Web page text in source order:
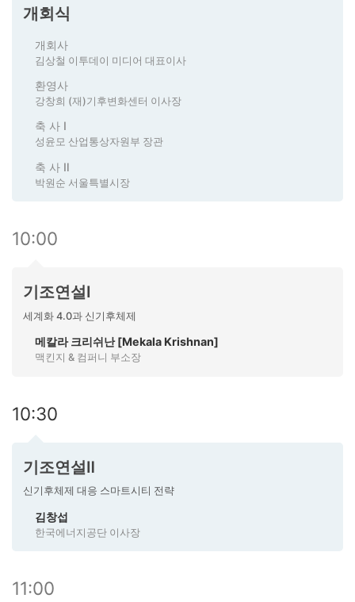
개회식
개회사
김상철 이투데이 미디어 대표이사
환영사
강창희 (재)기후변화센터 이사장
축 사 Ⅰ
성윤모 산업통상자원부 장관
축 사 Ⅱ
박원순 서울특별시장
10:00
기조연설Ⅰ
세계화 4.0과 신기후체제
메칼라 크리쉬난 [Mekala Krishnan]
맥킨지 & 컴퍼니 부소장
10:30
기조연설Ⅱ
신기후체제 대응 스마트시티 전략
김창섭
한국에너지공단 이사장
11:00